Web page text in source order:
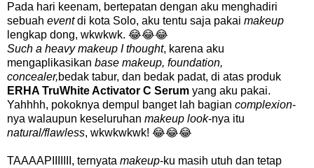
Pada hari keenam, bertepatan dengan aku menghadiri
sebuah eventdi kota Solo, aku tentu saja pakai makeup
lengkap dong, wkwkwk. 😂😂😂
Such a heavy makeup I thought, karena aku
mengaplikasikan base makeup, foundation,
concealer,bedak tabur, dan bedak padat, di atas produk
ERHA TruWhite Activator C Serum yang aku pakai.
Yahhhh, pokoknya dempul banget lah bagian complexion-
nya walaupun keseluruhan makeup look-nya itu
natural/flawless, wkwkwkwk! 😂😂😂
TAAAAPIIIIIII, ternyata makeup-ku masih utuh dan tetap